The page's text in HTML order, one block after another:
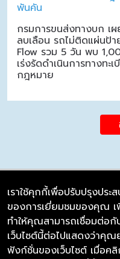
พันคัน
กรมการขนส่งทางบก เ
ลบเลือน รถไม่ติดแผ่นป้
Flow รวม 5 วัน พบ
เร่งรัดดำเนินการทางท
กฎหมาย
บริษัท ซิมลิงค์ จำกัด
98/226 Bangrakyai-
Bangyai, Nonthaburi
เราใช้คุกกี้เพื่อปรับปรุงปร
ของการเยี่ยมชมของคุณ เ
ทำให้คุณสามารถเชื่อมต่อกั
เว็บไซต์นี้ต่อไปแสดงว่าคุณ
ฟังก์ชั่นของเว็บไซต์ เมื่อค